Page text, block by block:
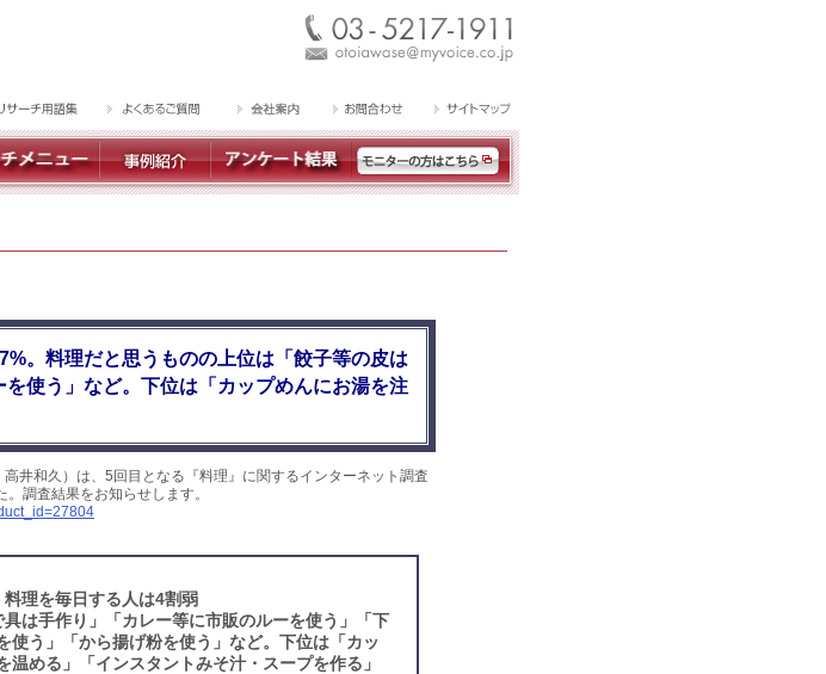
。料理だと思うものの上位は「餃子等の皮は
使う」など。下位は「カップめんにお湯を注
井和久）は、5回目となる『料理』に関するインターネット調査
調査結果をお知らせします。
理を毎日する人は4割弱
は手作り」「カレー等に市販のルーを使う」「下
使う」「から揚げ粉を使う」など。下位は「カッ
める」「インスタントみそ汁・スープを作る」